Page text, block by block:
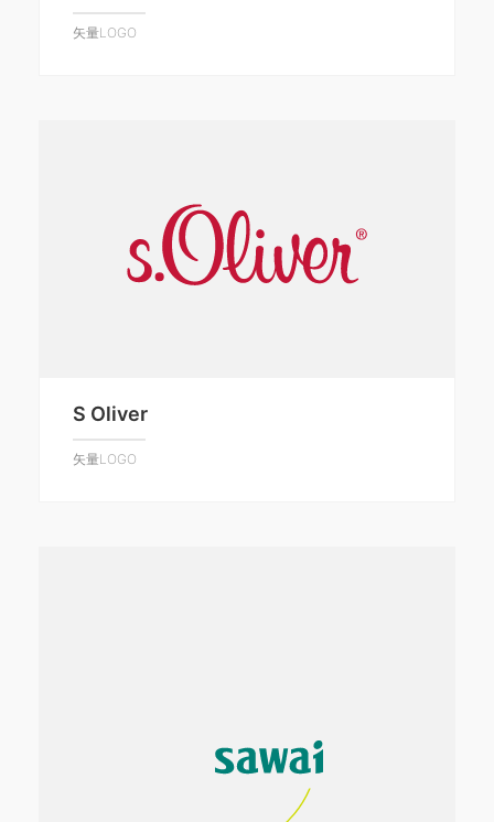
矢量LOGO
S Oliver
矢量LOGO